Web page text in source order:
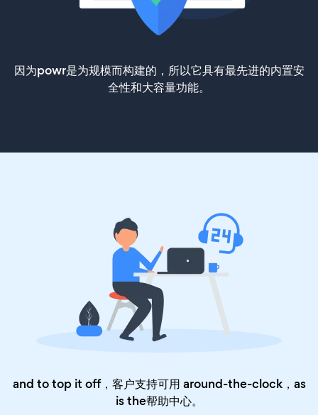
因为powr是为规模而构建的，所以它具有最先进的内置安
全性和大容量功能。
and to top it off，客户支持可用 around-the-clock，as
is the帮助中心。